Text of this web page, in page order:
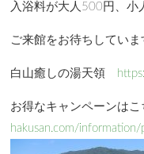
入浴料が大人500円、小
ご来館をお待ちしていま
白山癒しの湯天領
お得なキャンペーンは
hakusan.com/